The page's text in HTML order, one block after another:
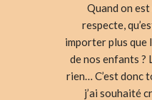
Quand on est
respecte,
importer plus que
de nos enfants ?
rien… C’est donc
j’ai souhaité